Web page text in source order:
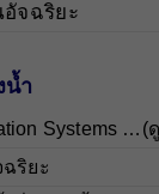
จฉริยะ
น้ำ
Systems …(
ริยะ